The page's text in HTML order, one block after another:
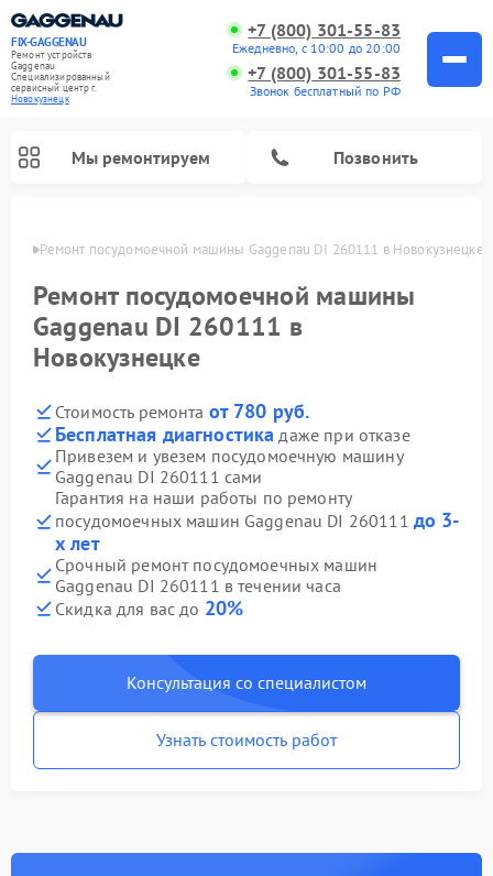
FIX-GAGGENAU
Ремонт устройств
Gaggenau
Специализированный
cервисный центр г.
Новокузнецк
+7 (800) 301-55-83
Ежедневно, с 10:00 до 20:00
+7 (800) 301-55-83
Звонок бесплатный по РФ
Мы ремонтируем Позвонить
Ремонт посудомоечной машины Gaggenau DI 260111 в Новокузнецке
Ремонт посудомоечной машины
Gaggenau DI 260111 в
Новокузнецке
Стоимость ремонта от 780 руб.
Бесплатная диагностика даже при отказе
Привезем и увезем посудомоечную машину
Gaggenau DI 260111 сами
Гарантия на наши работы по ремонту
посудомоечных машин Gaggenau DI 260111 до 3-
х лет
Срочный ремонт посудомоечных машин
Gaggenau DI 260111 в течении часа
Скидка для вас до 20%
Консультация со специалистом
Узнать стоимость работ